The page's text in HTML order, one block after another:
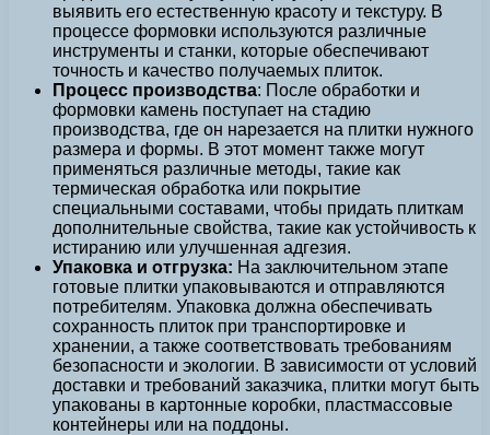
выявить его естественную красоту и текстуру. В
процессе формовки используются различные
инструменты и станки, которые обеспечивают
точность и качество получаемых плиток.
Процесс производства: После обработки и
формовки камень поступает на стадию
производства, где он нарезается на плитки нужного
размера и формы. В этот момент также могут
применяться различные методы, такие как
термическая обработка или покрытие
специальными составами, чтобы придать плиткам
дополнительные свойства, такие как устойчивость к
истиранию или улучшенная адгезия.
Упаковка и отгрузка: На заключительном этапе
готовые плитки упаковываются и отправляются
потребителям. Упаковка должна обеспечивать
сохранность плиток при транспортировке и
хранении, а также соответствовать требованиям
безопасности и экологии. В зависимости от условий
доставки и требований заказчика, плитки могут быть
упакованы в картонные коробки, пластмассовые
контейнеры или на поддоны.